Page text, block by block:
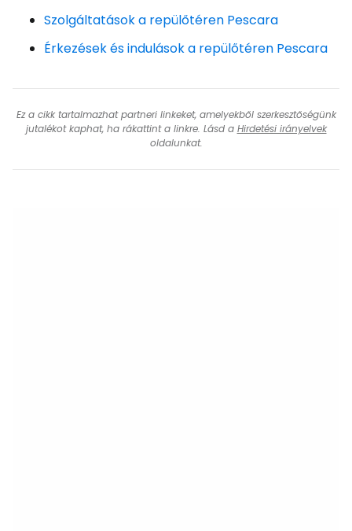
Szolgáltatások a repülőtéren Pescara
Érkezések és indulások a repülőtéren Pescara
Ez a cikk tartalmazhat partneri linkeket, amelyekből szerkesztőségünk
jutalékot kaphat, ha rákattint a linkre. Lásd a Hirdetési irányelvek
oldalunkat.